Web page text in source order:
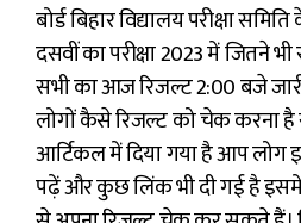
बोर्ड बिहार विद्यालय परीक्षा
दसवीं का परीक्षा 2023 में जितने
सभी का आज रिजल्ट 2:00 बजे
लोगों कैसे रिजल्ट को चेक करना है
आर्टिकल में दिया गया है आप लोग
पढ़ें और कुछ लिंक भी दी गई है